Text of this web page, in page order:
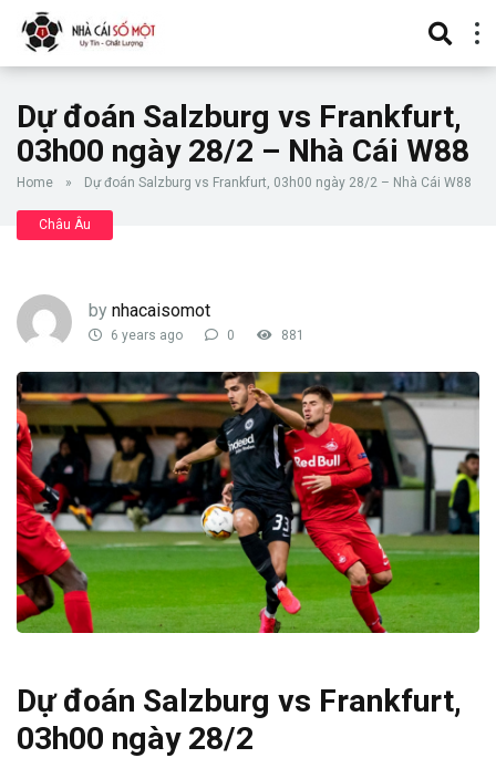
Dự đoán Salzburg vs Frankfurt,
03h00 ngày 28/2 – Nhà Cái W88
Home » Dự đoán Salzburg vs Frankfurt, 03h00 ngày 28/2 – Nhà Cái W88
Châu Âu
by nhacaisomot
6 years ago 0 881
Dự đoán Salzburg vs Frankfurt,
03h00 ngày 28/2